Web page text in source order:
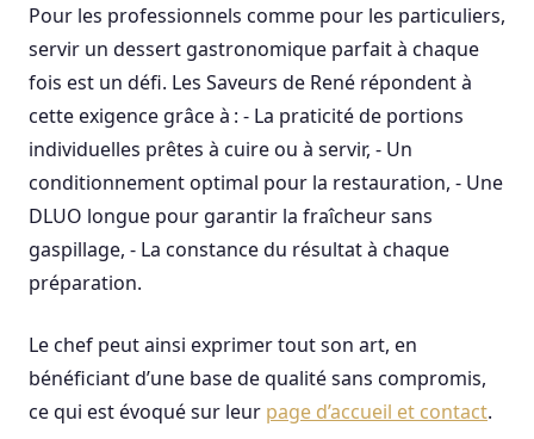
Pour les professionnels comme pour les particuliers,
servir un dessert gastronomique parfait à chaque
fois est un défi. Les Saveurs de René répondent à
cette exigence grâce à : - La praticité de portions
individuelles prêtes à cuire ou à servir, - Un
conditionnement optimal pour la restauration, - Une
DLUO longue pour garantir la fraîcheur sans
gaspillage, - La constance du résultat à chaque
préparation.
Le chef peut ainsi exprimer tout son art, en
bénéficiant d’une base de qualité sans compromis,
ce qui est évoqué sur leur page d’accueil et contact.